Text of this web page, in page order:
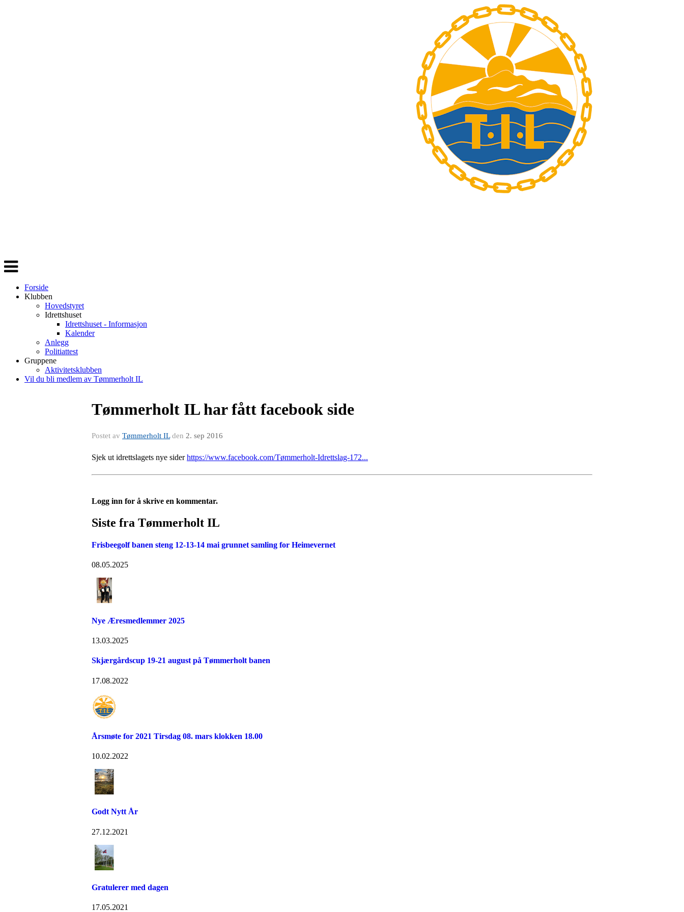
Veksle
navigasjon
Forside
Klubben
Hovedstyret
Idrettshuset
Idrettshuset - Informasjon
Kalender
Anlegg
Politiattest
Gruppene
Aktivitetsklubben
Vil du bli medlem av Tømmerholt IL
Tømmerholt IL har fått facebook side
Postet av Tømmerholt ILden 2. sep 2016
Sjek ut idrettslagets nye siderhttps://www.facebook.com/Tømmerholt-Idrettslag-172...
Logg inn for å skrive en kommentar.
Siste fra Tømmerholt IL
Frisbeegolf banen steng 12-13-14 mai grunnet samling for Heimevernet
08.05.2025
Nye Æresmedlemmer 2025
13.03.2025
Skjærgårdscup 19-21 august på Tømmerholt banen
17.08.2022
Årsmøte for 2021 Tirsdag 08. mars klokken 18.00
10.02.2022
Godt Nytt År
27.12.2021
Gratulerer med dagen
17.05.2021